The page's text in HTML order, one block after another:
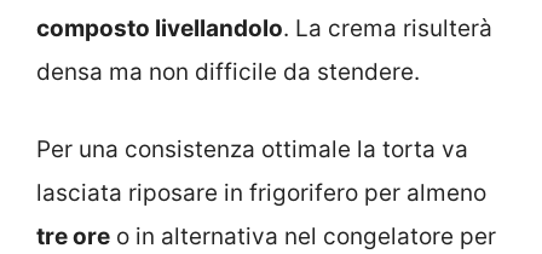
composto livellandolo. La crema risulterà
densa ma non difficile da stendere.
Per una consistenza ottimale la torta va
lasciata riposare in frigorifero per almeno
tre ore o in alternativa nel congelatore per